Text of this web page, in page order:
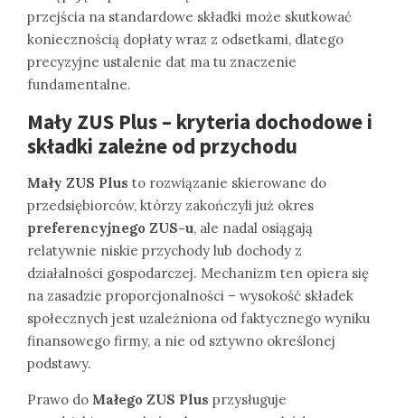
przejścia na standardowe składki może skutkować
koniecznością dopłaty wraz z odsetkami, dlatego
precyzyjne ustalenie dat ma tu znaczenie
fundamentalne.
Mały ZUS Plus – kryteria dochodowe i
składki zależne od przychodu
Mały ZUS Plus to rozwiązanie skierowane do
przedsiębiorców, którzy zakończyli już okres
preferencyjnego ZUS-u, ale nadal osiągają
relatywnie niskie przychody lub dochody z
działalności gospodarczej. Mechanizm ten opiera się
na zasadzie proporcjonalności – wysokość składek
społecznych jest uzależniona od faktycznego wyniku
finansowego firmy, a nie od sztywno określonej
podstawy.
Prawo do Małego ZUS Plus przysługuje